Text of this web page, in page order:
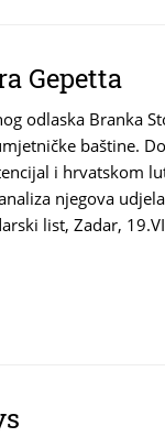
Gepetta
odlaska Branka
baštine.
i hrvatskom
njegova
list, Zadar,